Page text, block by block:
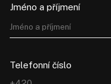
Jméno a příjmení
Telefonní číslo